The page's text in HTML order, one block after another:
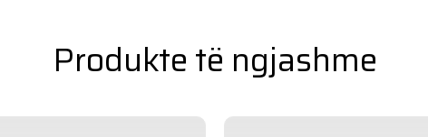
Produkte të ngjashme